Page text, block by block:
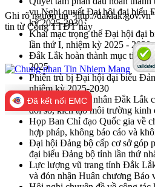
vụ Nghị quyết Đại hội đại biểu
kỳ 2025-2030
Khai mạc trọng thể Đại hội đại
lần thứ I, nhiệm kỳ 2025 - 2030
Đắk Lắk hoàn thành mục tiêu
2025
Phiên trù bị Đại hội đại biểu
nhiệm kỳ 2025-2030
Hiệp hội Doanh nhân Đắk Lắk
đổi số, kiến tạo môi trường kinh
Họp Ban Chỉ đạo Quốc gia về
hợp pháp, không báo cáo và
Đại hội Đảng bộ cấp cơ sở góp
đại biểu Đảng bộ tỉnh lần thứ
Lực lượng vũ trang tỉnh Đắk
và đón nhận Huân chương Bảo
Ghi rõ nguồn tin "http://
tin từ Cổng TTĐT này
Đã kết nối EMC